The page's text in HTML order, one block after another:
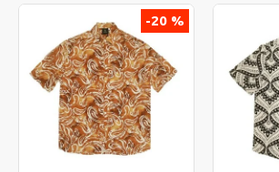
-20 %